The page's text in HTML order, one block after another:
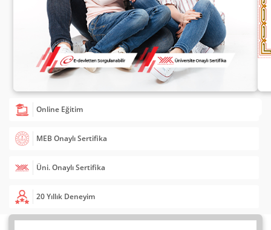
20 Yıllık Deneyim
Üni. Onaylı Sertifika
MEB Onaylı Sertifika
Online Eğitim